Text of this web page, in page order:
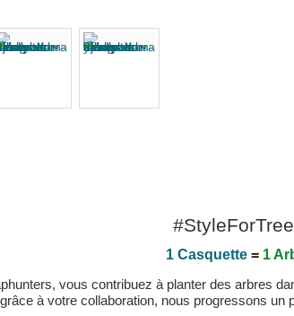
1 Casquette= 1
vous contribuez à planter des arbres
à votre collaboration, nous progressons